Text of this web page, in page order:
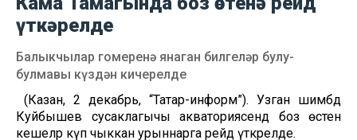
үткәрелде
Балыкчылар гомеренә янаган билгеләр булу-
булмавы күздән кичерелде
(Казан, 2 декабрь, “Татар-информ”). Узган шимбәдә
Куйбышев сусаклагычы акваториясендә боз өстенә
кешеләр күп чыккан урыннарга рейд үткәрелде.